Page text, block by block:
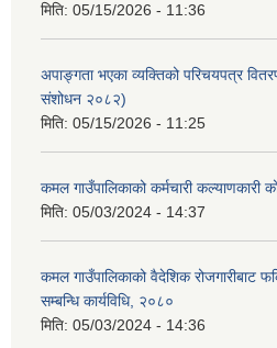
मिति: 05/15/2026 - 11:36
अपाङ्गता भएका व्यक्तिको परिचयपत्र
संशोधन २०८२)
मिति: 05/15/2026 - 11:25
कमल गाउँपालिकाको कर्मचारी कल्याणकारी
मिति: 05/03/2024 - 14:37
कमल गाउँपालिकाको वैदेशिक रोजगारीबाट
सम्बन्धि कार्यविधि, २०८०
मिति: 05/03/2024 - 14:36